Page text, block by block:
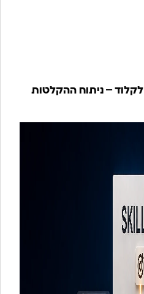
המדריך לחיבור Timeless לקלוד – ניתוח ההקלטות